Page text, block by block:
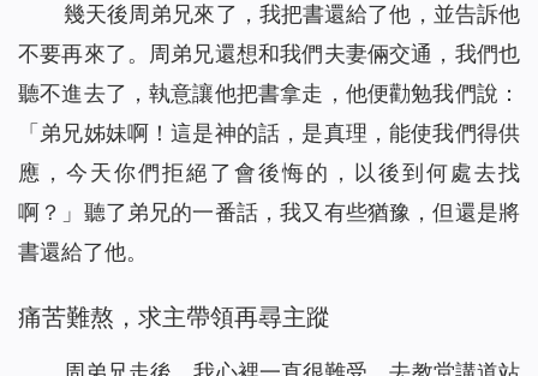
幾天後周弟兄來了，我把書還給了他，並告訴他
不要再來了。周弟兄還想和我們夫妻倆交通，我們也
聽不進去了，執意讓他把書拿走，他便勸勉我們說：
「弟兄姊妹啊！這是神的話，是真理，能使我們得供
應，今天你們拒絕了會後悔的，以後到何處去找
啊？」聽了弟兄的一番話，我又有些猶豫，但還是將
書還給了他。
痛苦難熬，求主帶領再尋主蹤